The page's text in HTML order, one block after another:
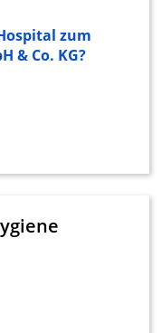
zum
& Co. KG?